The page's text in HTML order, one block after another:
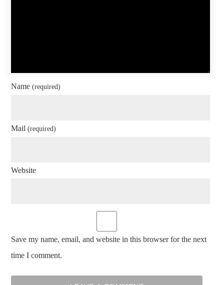
Name(required)
Mail(required)
Website
Save my name, email, and website in this browser for the next
time I comment.